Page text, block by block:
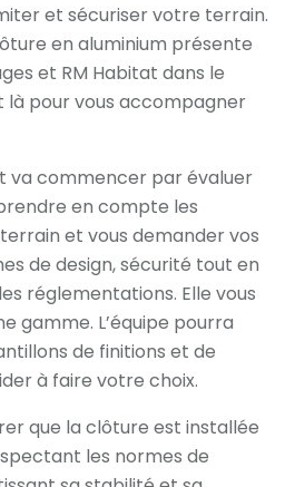
et sécuriser votre terrain.
en aluminium présente
et RM Habitat dans le
là pour vous accompagner
va commencer par évaluer
en compte les
et vous demander vos
de design, sécurité tout en
réglementations. Elle vous
gamme. L’équipe pourra
de finitions et de
à faire votre choix.
que la clôture est installée
les normes de